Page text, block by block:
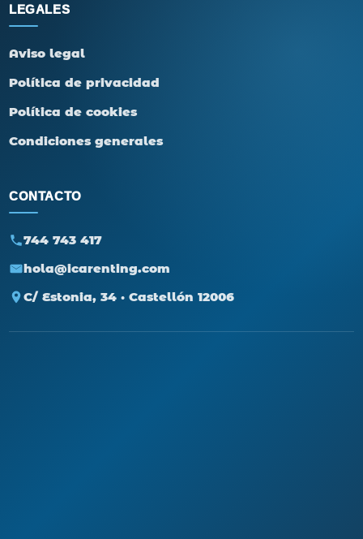
LEGALES
Aviso legal
Política de privacidad
Política de cookies
Condiciones generales
CONTACTO
744 743 417
hola@icarenting.com
C/ Estonia, 34 · Castellón 12006